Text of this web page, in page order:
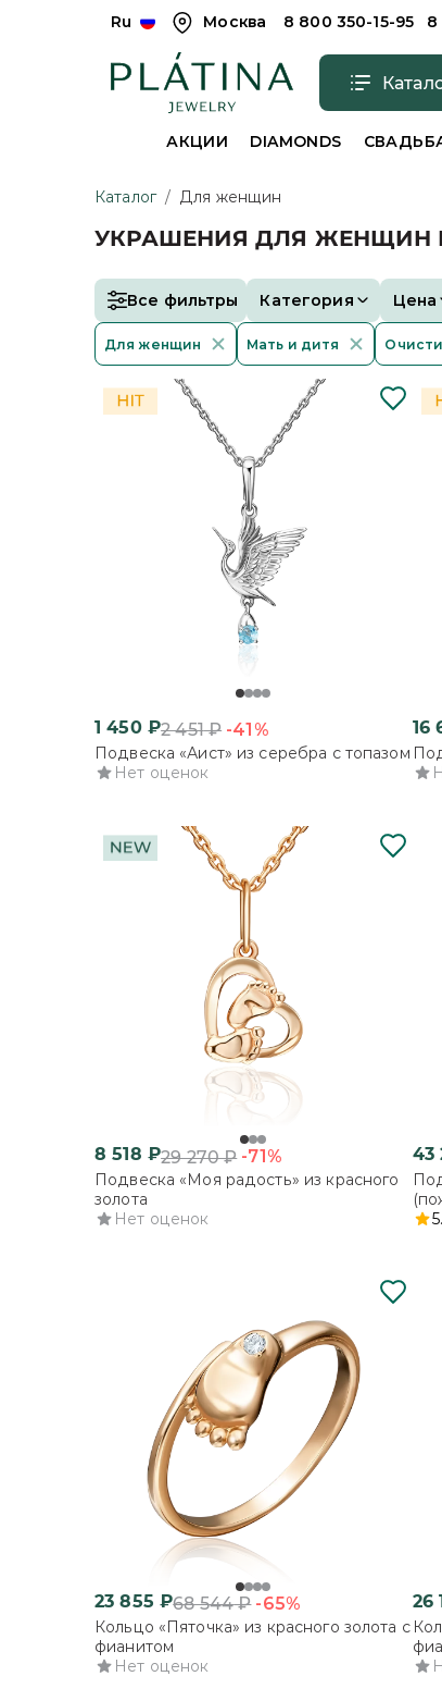
Ru Москва 8 800 350-15-95 8
АКЦИИ DIAMONDS
Каталог / Для женщин
УКРАШЕНИЯ ДЛЯ ЖЕНЩИН
Все фильтры Категория Цена
Для женщин Мать и дитя
1 450₽2 451₽ -41%
Подвеска «Аист» из серебра с топазом
Нет оценок
16
8 518 ₽29 270₽ -71%
Подвеска «Моя радость» из красного
золота
Нет оценок
43
23 855 ₽68 544₽ -65%
Кольцо «Пяточка» из красного золота с
фианитом
Нет оценок
26